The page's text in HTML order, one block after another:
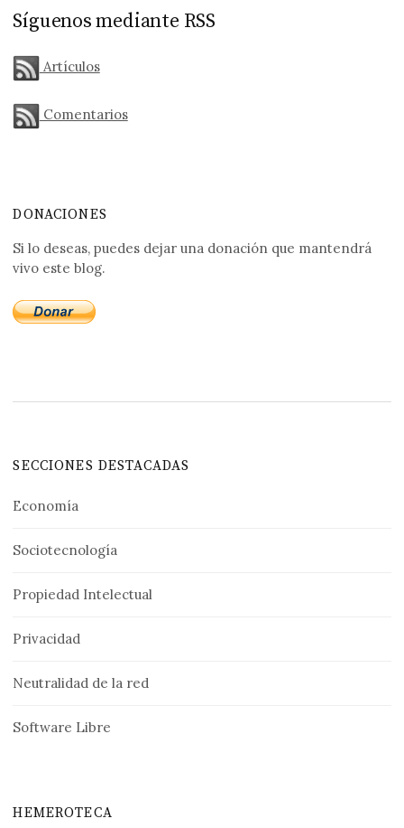
Síguenos mediante RSS
Artículos
Comentarios
DONACIONES
Si lo deseas, puedes dejar una donación que mantendrá
vivo este blog.
SECCIONES DESTACADAS
Economía
Sociotecnología
Propiedad Intelectual
Privacidad
Neutralidad de la red
Software Libre
HEMEROTECA